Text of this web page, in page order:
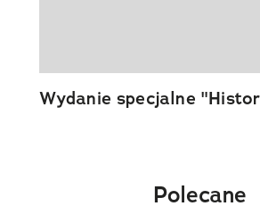
Wydanie specjalne
Polecane